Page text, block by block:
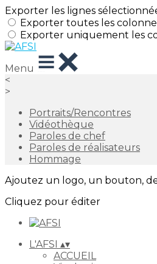
Exporter les lignes
Exporter toutes les
Exporter uniquement les
Menu
<
>
Portraits/Rencontres
Vidéothèque
Paroles de chef
Paroles de réalisateurs
Hommage
Ajoutez un logo, un bouton,
Cliquez pour éditer
L'AFSI ▴▾
ACCUEIL